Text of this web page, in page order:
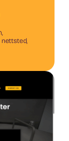
,
nettsted,